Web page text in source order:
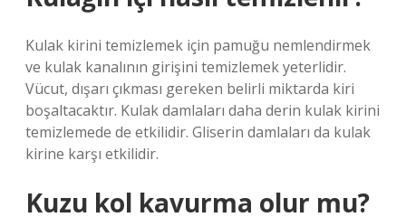
Kulak kirini temizlemek için pamuğu nemlendirmek
ve kulak kanalının girişini temizlemek yeterlidir.
Vücut, dışarı çıkması gereken belirli miktarda kiri
boşaltacaktır. Kulak damlaları daha derin kulak kirini
temizlemede de etkilidir. Gliserin damlaları da kulak
kirine karşı etkilidir.
Kuzu kol kavurma olur mu?